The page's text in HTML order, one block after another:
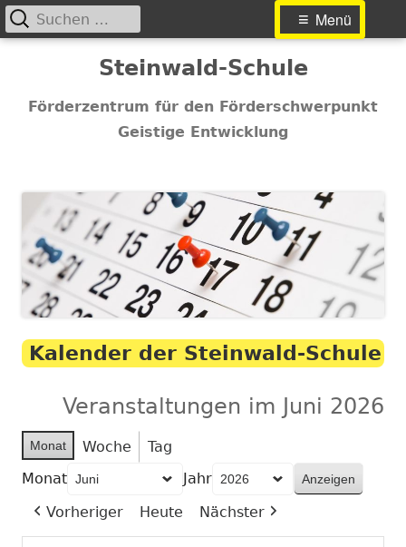
Inhalt
Steinwald-Schule
Förderzentrum für den Förderschwerpunkt
Geistige Entwicklung
Primäres
Menü
Suchen
nach:
Kalender der Steinwald-Schule
Veranstaltungen im Juni 2026
Monat Woche
Tag
Monat
Jahr
Vorheriger
Heute Nächster